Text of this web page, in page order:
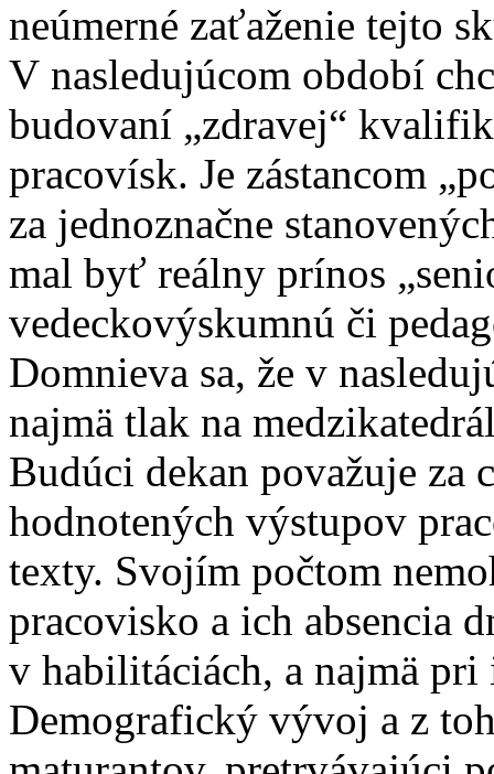
neúmerné zaťaženie tejto
V nasledujúcom období
budovaní „zdravej“
pracovísk. Je zástancom
za jednoznačne
mal byť reálny prínos
vedeckovýskumnú či
Domnieva sa, že v
najmä tlak na
Budúci dekan považuje za
hodnotených výstupov
texty. Svojím počtom
pracovisko a ich absencia
v habilitáciách, a najmä pri
Demografický vývoj a z